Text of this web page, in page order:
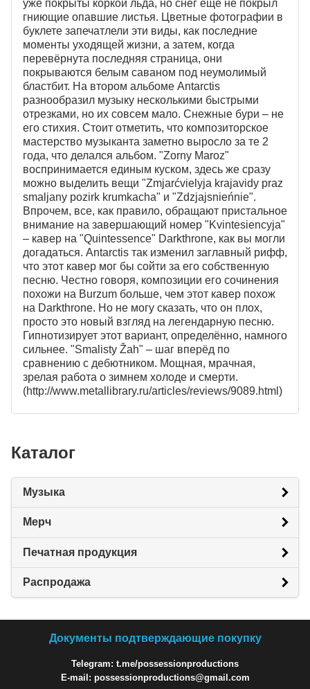
уже покрыты коркой льда, но снег ещё не покрыл
гниющие опавшие листья. Цветные фотографии в
буклете запечатлели эти виды, как последние
моменты уходящей жизни, а затем, когда
перевёрнута последняя страница, они
покрываются белым саваном под неумолимый
бластбит. На втором альбоме Antarctis
разнообразил музыку несколькими быстрыми
отрезками, но их совсем мало. Снежные бури – не
его стихия. Стоит отметить, что композиторское
мастерство музыканта заметно выросло за те 2
года, что делался альбом. "Zorny Maroz"
воспринимается единым куском, здесь же сразу
можно выделить вещи "Zmjarćvielyja krajavidy praz
smaljany pozirk krumkacha" и "Zdzjajsnieńnie".
Впрочем, все, как правило, обращают пристальное
внимание на завершающий номер "Kvintesiencyja"
– кавер на "Quintessence" Darkthrone, как вы могли
догадаться. Antarctis так изменил заглавный рифф,
что этот кавер мог бы сойти за его собственную
песню. Честно говоря, композиции его сочинения
похожи на Burzum больше, чем этот кавер похож
на Darkthrone. Но не могу сказать, что он плох,
просто это новый взгляд на легендарную песню.
Гипнотизирует этот вариант, определённо, намного
сильнее. "Smalisty Žah" – шаг вперёд по
сравнению с дебютником. Мощная, мрачная,
зрелая работа о зимнем холоде и смерти.
(http://www.metallibrary.ru/articles/reviews/9089.html)
Каталог
Музыка
Мерч
Печатная продукция
Распродажа
Документы подтверждающие покупку
Telegram: t.me/possessionproductions
E-mail: possessionproductions@gmail.com